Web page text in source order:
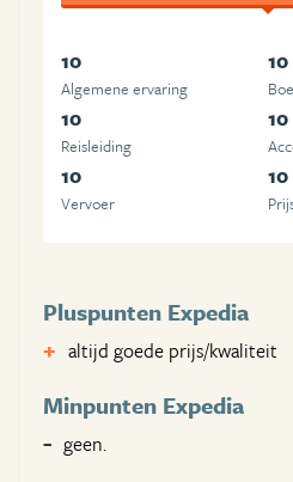
10
Algemene ervaring
10
10
Reisleiding
10
10
Vervoer
10
Pluspunten Expedia
altijd goede prijs/kwaliteit
Minpunten Expedia
geen.